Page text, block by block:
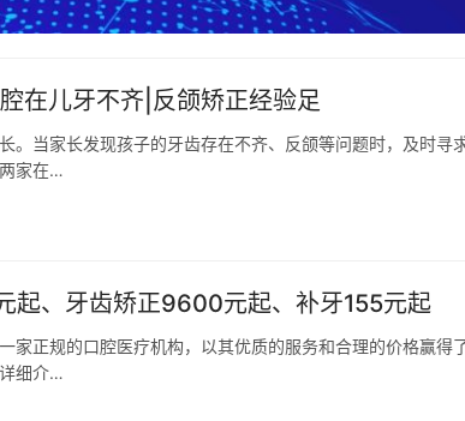
在儿牙不齐|反颌矫正经验足
。当家长发现孩子的牙齿存在不齐、反颌等问题时，及时寻
家在…
起、牙齿矫正9600元起、补牙155元起
家正规的口腔医疗机构，以其优质的服务和合理的价格赢得
细介…